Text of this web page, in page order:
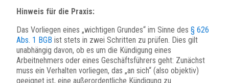
Hinweis für die Praxis:
Das Vorliegen eines „wichtigen Grundes“ im Sinne des § 626
Abs. 1 BGB ist stets in zwei Schritten zu prüfen. Dies gilt
unabhängig davon, ob es um die Kündigung eines
Arbeitnehmers oder eines Geschäftsführers geht: Zunächst
muss ein Verhalten vorliegen, das „an sich“ (also objektiv)
geeignet ist, eine außerordentliche Kündigung zu